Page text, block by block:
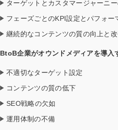
ターゲットとカスタマージャーニ
フェーズごとのKPI設定とパフォー
継続的なコンテンツの質の向上と
BtoB企業がオウンドメディアを導入
不適切なターゲット設定
コンテンツの質の低下
SEO戦略の欠如
運用体制の不備